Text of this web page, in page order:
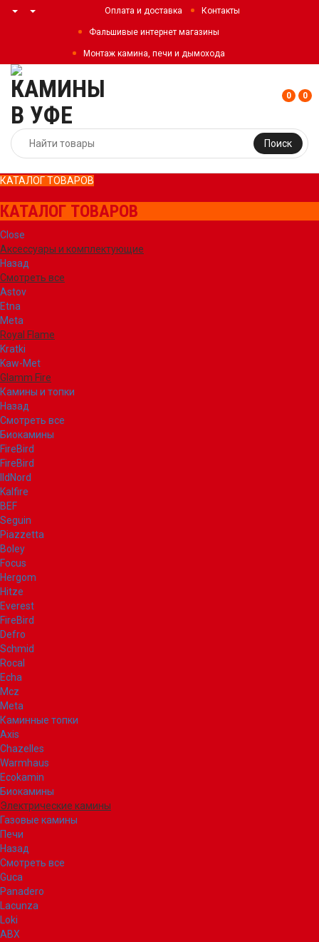
Оплата и доставка Контакты
Фальшивые интернет магазины
Монтаж камина, печи и дымохода
Поиск
0 0
КАТАЛОГ ТОВАРОВ
КАТАЛОГ ТОВАРОВ
Close
Аксессуары и комплектующие
Назад
Смотреть все
Astov
Etna
Meta
Royal Flame
Kratki
Kaw-Met
Glamm Fire
Камины и топки
Назад
Смотреть все
Биокамины
FireBird
FireBird
IldNord
Kalfire
BEF
Seguin
Piazzetta
Boley
Focus
Hergom
Hitze
Everest
FireBird
Defro
Schmid
Rocal
Echa
Mcz
Meta
Каминные топки
Axis
Chazelles
Warmhaus
Ecokamin
Биокамины
Электрические камины
Газовые камины
Печи
Назад
Смотреть все
Guca
Panadero
Lacunza
Loki
ABX